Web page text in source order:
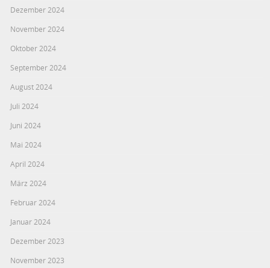
Dezember 2024
November 2024
Oktober 2024
September 2024
August 2024
Juli 2024
Juni 2024
Mai 2024
April 2024
März 2024
Februar 2024
Januar 2024
Dezember 2023
November 2023